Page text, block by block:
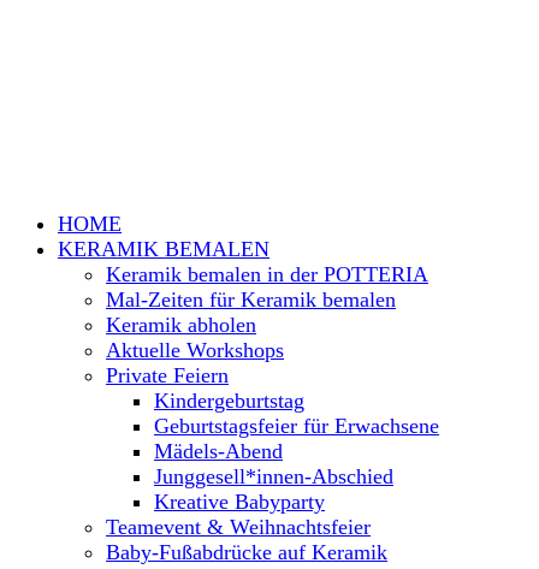
HOME
KERAMIK BEMALEN
Keramik bemalen in der POTTERIA
Mal-Zeiten für Keramik bemalen
Keramik abholen
Aktuelle Workshops
Private Feiern
Kindergeburtstag
Geburtstagsfeier für Erwachsene
Mädels-Abend
Junggesell*innen-Abschied
Kreative Babyparty
Teamevent & Weihnachtsfeier
Baby-Fußabdrücke auf Keramik